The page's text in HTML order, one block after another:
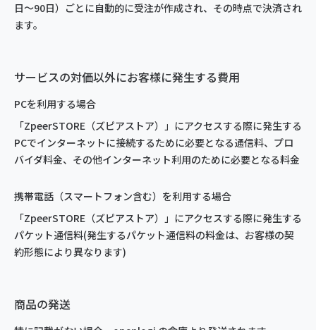
日～90日）ごとに自動的に受注が作成され、その時点で決済され
ます。
サービスの対価以外にお客様に発生する費用
PCを利用する場合
「ZpeerSTORE（ズピアストア）」にアクセスする際に発生する
PCでインターネットに接続するために必要となる通信料、プロ
バイダ料金、その他インターネット利用のために必要となる料金
携帯電話（スマートフォン含む）を利用する場合
「ZpeerSTORE（ズピアストア）」にアクセスする際に発生する
パケット通信料(発生するパケット通信料の料金は、お客様の契
約形態により異なります)
商品の発送